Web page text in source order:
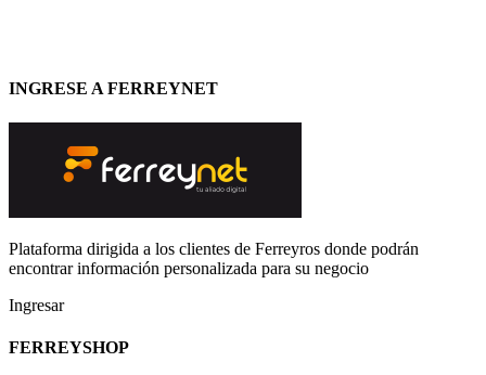
INGRESE A FERREYNET
Plataforma dirigida a los clientes de Ferreyros donde podrán
encontrar información personalizada para su negocio
Ingresar
FERREYSHOP